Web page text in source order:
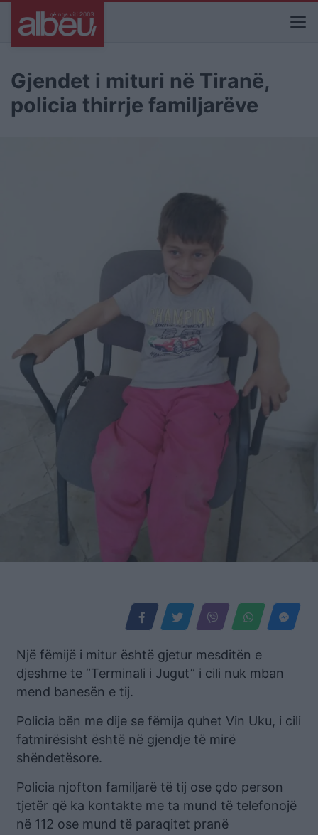
Gjendet i mituri në Tiranë,
policia thirrje familjarëve
Një fëmijë i mitur është gjetur mesditën e
djeshme te “Terminali i Jugut” i cili nuk mban
mend banesën e tij.
Policia bën me dije se fëmija quhet Vin Uku, i cili
fatmirësisht është në gjendje të mirë
shëndetësore.
Policia njofton familjarë të tij ose çdo person
tjetër që ka kontakte me ta mund të telefonojë
në 112 ose mund të paraqitet pranë